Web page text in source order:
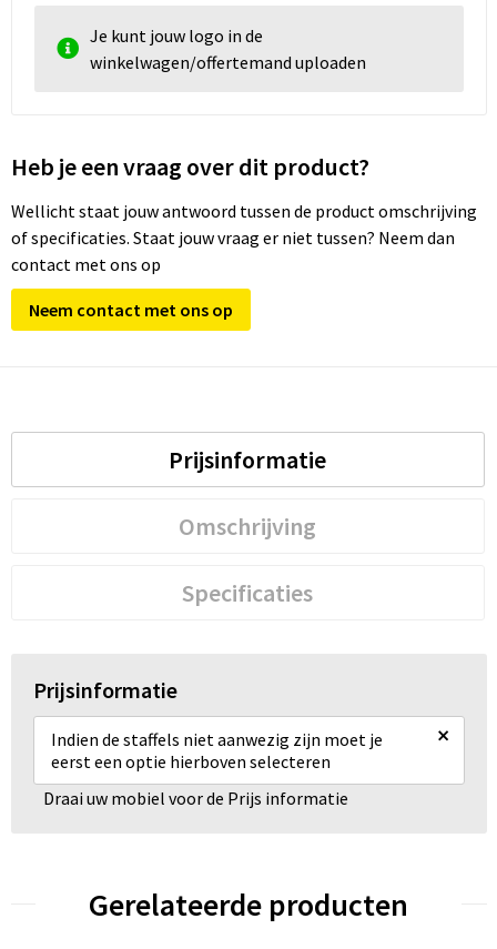
Je kunt jouw logo in de
winkelwagen/offertemand uploaden
Heb je een vraag over dit product?
Wellicht staat jouw antwoord tussen de product omschrijving
of specificaties. Staat jouw vraag er niet tussen? Neem dan
contact met ons op
Neem contact met ons op
Prijsinformatie
Omschrijving
Specificaties
Prijsinformatie
Indien de staffels niet aanwezig zijn moet je
eerst een optie hierboven selecteren
×
Draai uw mobiel voor de Prijs informatie
Gerelateerde producten